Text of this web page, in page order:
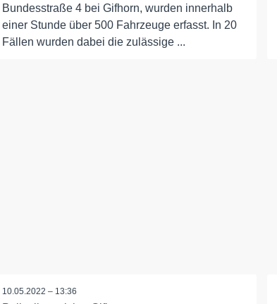
Bundesstraße 4 bei Gifhorn, wurden innerhalb
einer Stunde über 500 Fahrzeuge erfasst. In 20
Fällen wurden dabei die zulässige ...
10.05.2022 – 13:36